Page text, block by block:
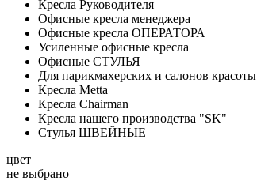
Кресла Руководителя
Офисные кресла менеджера
Офисные кресла ОПЕРАТОРА
Усиленные офисные кресла
Офисные СТУЛЬЯ
Для парикмахерских и салонов красоты
Кресла Metta
Кресла Chairman
Кресла нашего производства "SK"
Стулья ШВЕЙНЫЕ
цвет
не выбрано